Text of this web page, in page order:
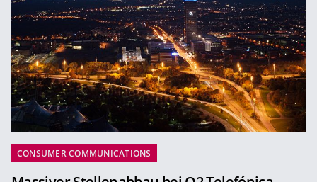
CONSUMER COMMUNICATIONS